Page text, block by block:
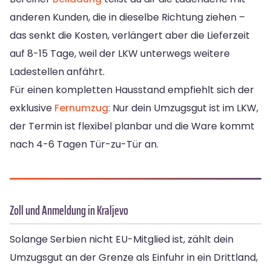
anderen Kunden, die in dieselbe Richtung ziehen –
das senkt die Kosten, verlängert aber die Lieferzeit
auf 8-15 Tage, weil der LKW unterwegs weitere
Ladestellen anfährt.
Für einen kompletten Hausstand empfiehlt sich der
exklusive Fernumzug: Nur dein Umzugsgut ist im LKW,
der Termin ist flexibel planbar und die Ware kommt
nach 4-6 Tagen Tür-zu-Tür an.
Zoll und Anmeldung in Kraljevo
Solange Serbien nicht EU-Mitglied ist, zählt dein
Umzugsgut an der Grenze als Einfuhr in ein Drittland,